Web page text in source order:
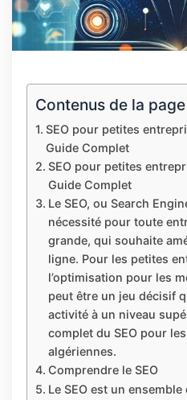
Contenus de la page
SEO pour petites
Guide Complet
SEO pour petites
Guide Complet
Le SEO, ou Search
nécessité pour toute
grande, qui souhaite
ligne. Pour les petites
l’optimisation pour les
peut être un jeu décisif
activité à un niveau
complet du SEO pour
algériennes.
Comprendre le SEO
Le SEO est un